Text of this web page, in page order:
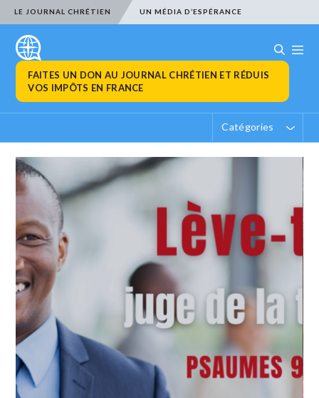
LE JOURNAL CHRÉTIEN UN MÉDIA D’ESPÉRANCE
FAITES UN DON AU JOURNAL CHRÉTIEN ET RÉDUIS
VOS IMPÔTS EN FRANCE
Catégories